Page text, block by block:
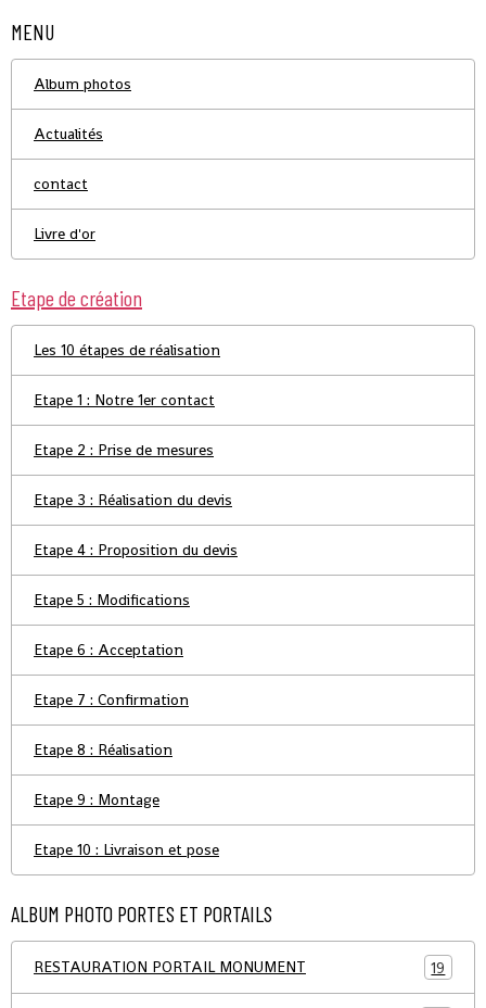
MENU
Album photos
Actualités
contact
Livre d'or
Etape de création
Les 10 étapes de réalisation
Etape 1 : Notre 1er contact
Etape 2 : Prise de mesures
Etape 3 : Réalisation du devis
Etape 4 : Proposition du devis
Etape 5 : Modifications
Etape 6 : Acceptation
Etape 7 : Confirmation
Etape 8 : Réalisation
Etape 9 : Montage
Etape 10 : Livraison et pose
ALBUM PHOTO PORTES ET PORTAILS
RESTAURATION PORTAIL MONUMENT 19